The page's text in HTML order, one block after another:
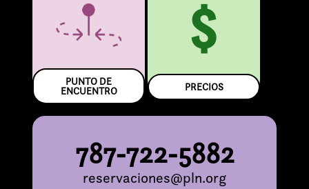
PUNTO DE
ENCUENTRO
$
PRECIOS
787-722-5882
reservaciones@pln.org